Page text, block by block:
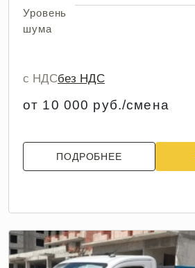
Уровень
шума
с НДСбез НДС
от 10 000 руб./смена
ПОДРОБНЕЕ